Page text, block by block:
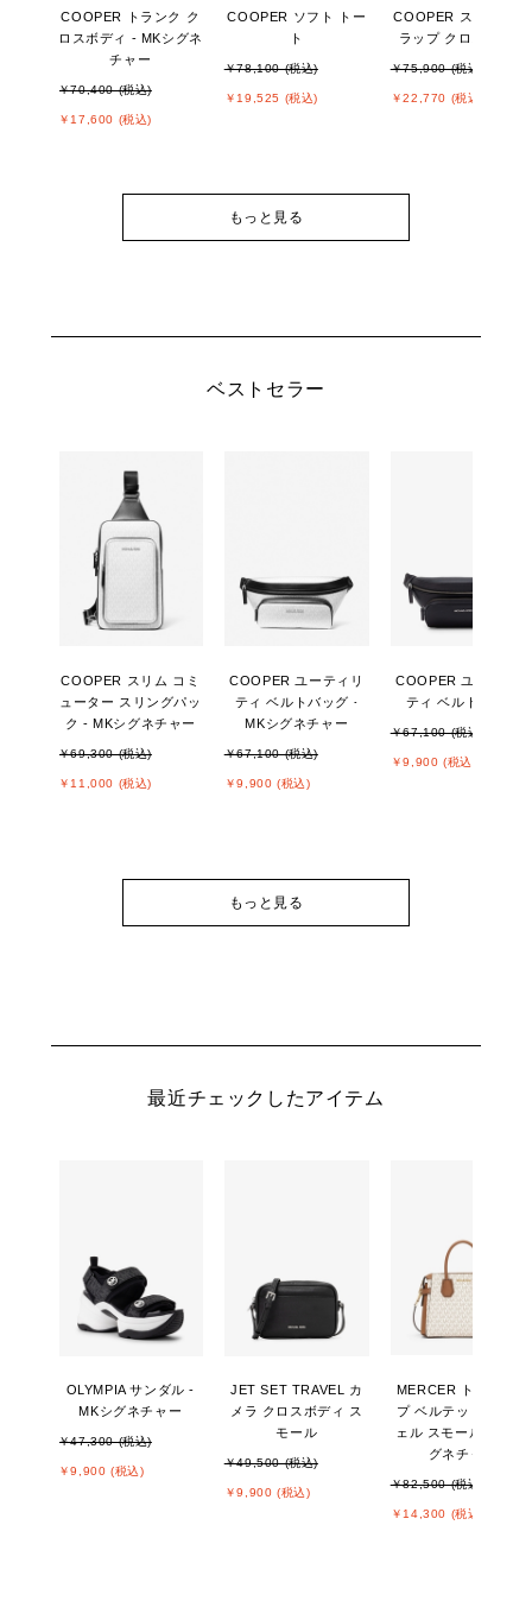
COOPER トランク ク
ロスボディ - MKシグネ
チャー
￥70,400 (税込)
￥17,600 (税込)
COOPER ソフト トー
ト
￥78,100 (税込)
￥19,525 (税込)
COOPER スエード フ
ラップ クロスボディ
￥75,900 (税込)
￥22,770 (税込)
もっと見る
ベストセラー
COOPER スリム コミ
ューター スリングパッ
ク - MKシグネチャー
￥69,300 (税込)
￥11,000 (税込)
COOPER ユーティリ
ティ ベルトバッグ -
MKシグネチャー
￥67,100 (税込)
￥9,900 (税込)
COOPER ユーティリ
ティ ベルトバッグ
￥67,100 (税込)
￥9,900 (税込)
もっと見る
最近チェックしたアイテム
OLYMPIA サンダル -
MKシグネチャー
￥47,300 (税込)
￥9,900 (税込)
JET SET TRAVEL カ
メラ クロスボディ ス
モール
￥49,500 (税込)
￥9,900 (税込)
MERCER トップジッ
プ ベルテッド サッチ
ェル スモール - MKシ
グネチャー
￥82,500 (税込)
￥14,300 (税込)